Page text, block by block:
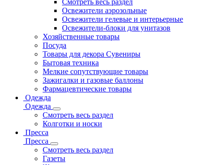
Смотреть весь раздел
Освежители аэрозольные
Освежители гелевые и интерьерные
Освежители-блоки для унитазов
Хозяйственные товары
Посуда
Товары для декора Сувениры
Бытовая техника
Мелкие сопутствующие товары
Зажигалки и газовые баллоны
Фармацевтические товары
Одежда
Одежда
Смотреть весь раздел
Колготки и носки
Пресса
Пресса
Смотреть весь раздел
Газеты